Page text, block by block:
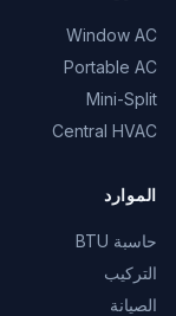
Window AC
Portable AC
Mini-Split
Central HVAC
الموارد
حاسبة BTU
التركيب
الصيانة